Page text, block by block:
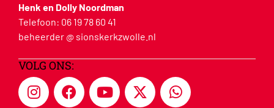
Henk en Dolly Noordman
Telefoon: 06 19 78 60 41
beheerder @ sionskerkzwolle.nl
VOLG ONS: